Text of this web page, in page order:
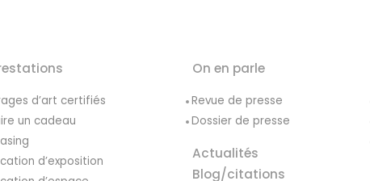
d’art certifiés
un cadeau
d’exposition
On en parle
Revue de presse
Dossier de presse
Actualités
Blog/citations